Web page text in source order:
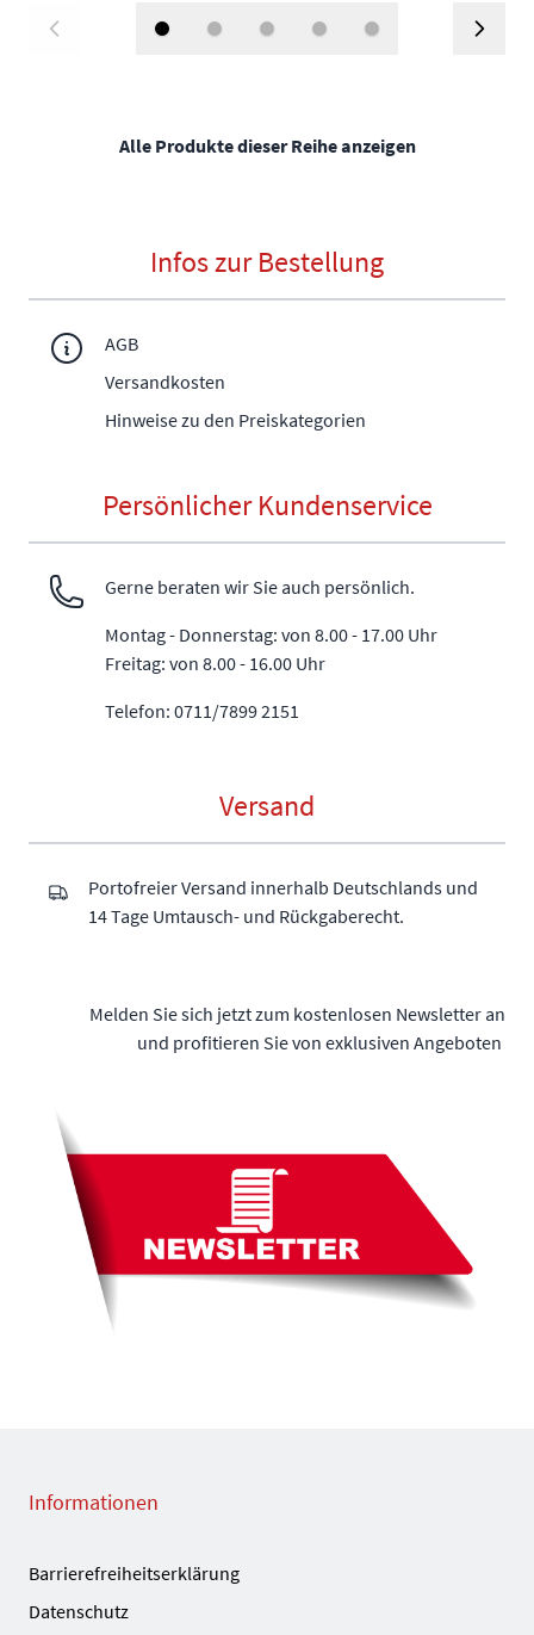
Alle Produkte dieser Reihe anzeigen
Infos zur Bestellung
AGB
Versandkosten
Hinweise zu den Preiskategorien
Persönlicher Kundenservice
Gerne beraten wir Sie auch persönlich.
Montag - Donnerstag: von 8.00 - 17.00 Uhr
Freitag: von 8.00 - 16.00 Uhr
Telefon: 0711/7899 2151
Versand
Portofreier Versand innerhalb Deutschlands und
14 Tage Umtausch- und Rückgaberecht.
Melden Sie sich jetzt zum kostenlosen Newsletter an
und profitieren Sie von exklusiven Angeboten
Informationen
Barrierefreiheitserklärung
Datenschutz